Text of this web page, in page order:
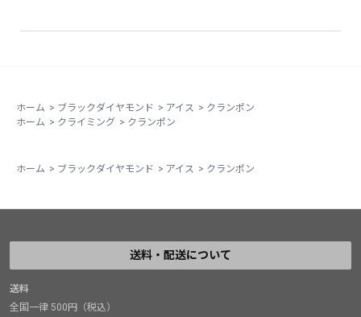
ホーム > ブラックダイヤモンド > アイス > クランポン
ホーム > クライミング > クランポン
ホーム > ブラックダイヤモンド > アイス > クランポン
送料・配送について
送料
全国一律 500円（税込）